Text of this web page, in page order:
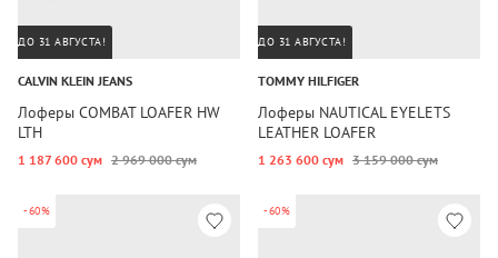
ДО 31 АВГУСТА!
CALVIN KLEIN JEANS
Лоферы COMBAT LOAFER HW
LTH
1 187 600 сум 2 969 000 сум
ДО 31 АВГУСТА!
TOMMY HILFIGER
Лоферы NAUTICAL EYELETS
LEATHER LOAFER
1 263 600 сум 3 159 000 сум
-60% -60%